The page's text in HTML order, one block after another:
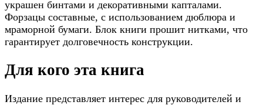
украшен бинтами и декоративными капталами.
Форзацы составные, с использованием дюблюра и
мраморной бумаги. Блок книги прошит нитками, что
гарантирует долговечность конструкции.
Для кого эта книга
Издание представляет интерес для руководителей и